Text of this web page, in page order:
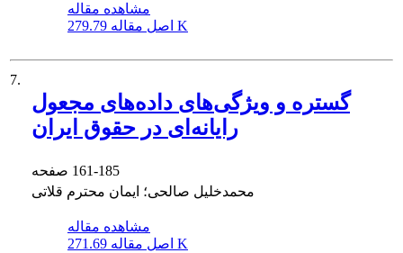
مشاهده مقاله
اصل مقاله 279.79 K
7.
گستره و ویژگی‌های داده‌های مجعول
رایانه‌ای در حقوق ایران
161-185
محمدخلیل صالحی؛ ایمان محترم قلاتی
مشاهده مقاله
اصل مقاله 271.69 K